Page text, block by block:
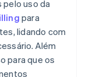
pelo uso da
para
lidando com
Além
para que os